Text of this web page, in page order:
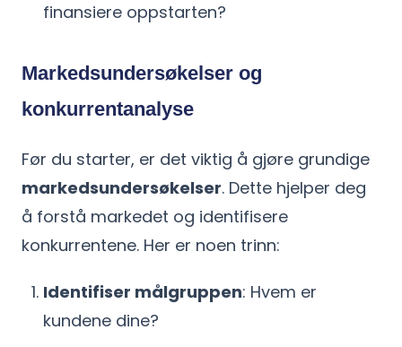
finansiere oppstarten?
Markedsundersøkelser og
konkurrentanalyse
Før du starter, er det viktig å gjøre grundige
markedsundersøkelser. Dette hjelper deg
å forstå markedet og identifisere
konkurrentene. Her er noen trinn:
Identifiser målgruppen: Hvem er
kundene dine?